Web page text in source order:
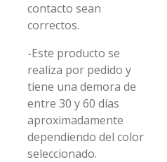
contacto sean
correctos.
-Este producto se
realiza por pedido y
tiene una demora de
entre 30 y 60 días
aproximadamente
dependiendo del color
seleccionado.